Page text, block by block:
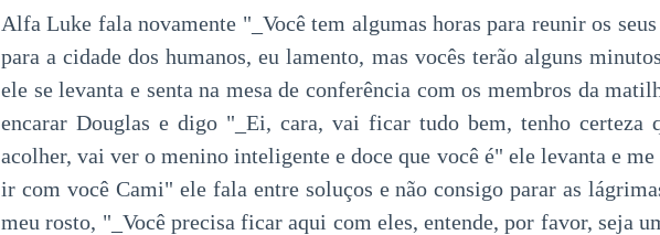
Alfa Luke fala novamente "_Você tem algumas horas para reunir os
para a cidade dos humanos, eu lamento, mas vocês terão alguns
ele se levanta e senta na mesa de conferência com os membros da
encarar Douglas e digo "_Ei, cara, vai ficar tudo bem, tenho certeza
acolher, vai ver o menino inteligente e doce que você é" ele levanta e
ir com você Cami" ele fala entre soluços e não consigo parar as
meu rosto, "_Você precisa ficar aqui com eles, entende, por favor, seja